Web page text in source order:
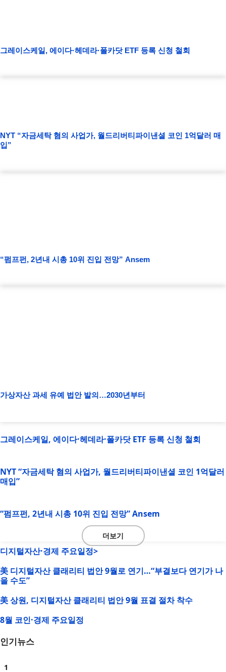
그레이스케일, 에이다·헤데라·폴카닷 ETF 등록 신청 철회
NYT “자금세탁 혐의 사업가, 월드리버티파이낸셜 코인 1억달러 매
입”
“펌프펀, 2년내 시총 10위 진입 전망” Ansem
가상자산 과세 유예 법안 발의…2030년부터
그레이스케일, 에이다·헤데라·폴카닷 ETF 등록 신청 철회
NYT “자금세탁 혐의 사업가, 월드리버티파이낸셜 코인 1억달러
매입”
“펌프펀, 2년내 시총 10위 진입 전망” Ansem
더보기
디지털자산·경제 주요일정>
美 디지털자산 클래리티 법안 9월로 연기…“부결보다 연기가 나
을 수도”
美 상원, 디지털자산 클래리티 법안 9월 표결 절차 착수
8월 코인·경제 주요일정
인기뉴스